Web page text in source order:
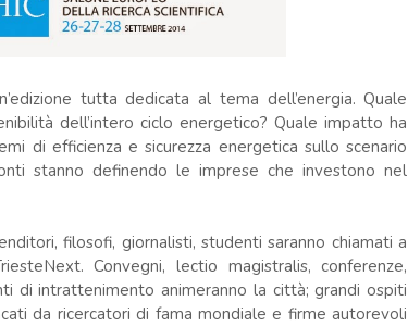
tutta dedicata al tema dell’energia. Quale
dell’intero ciclo energetico? Quale impatto ha
di efficienza e sicurezza energetica sullo scenario
stanno definendo le imprese che investono nel
filosofi, giornalisti, studenti saranno chiamati a
Convegni, lectio magistralis, conferenze,
di intrattenimento animeranno la città; grandi ospiti
da ricercatori di fama mondiale e firme autorevoli